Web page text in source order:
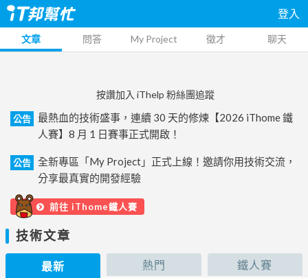
登入
文章 問答 My Project 徵才 聊天
按讚加入 iThelp 粉絲團追蹤
公告
最熱血的技術盛事，連續 30 天的修煉【2026 iThome 鐵
人賽】8 月 1 日賽事正式開啟！
公告
全新專區「My Project」正式上線！邀請你用技術交流，
分享最真實的開發經驗
前往 iThome鐵人賽
技術文章
最新 熱門 鐵人賽